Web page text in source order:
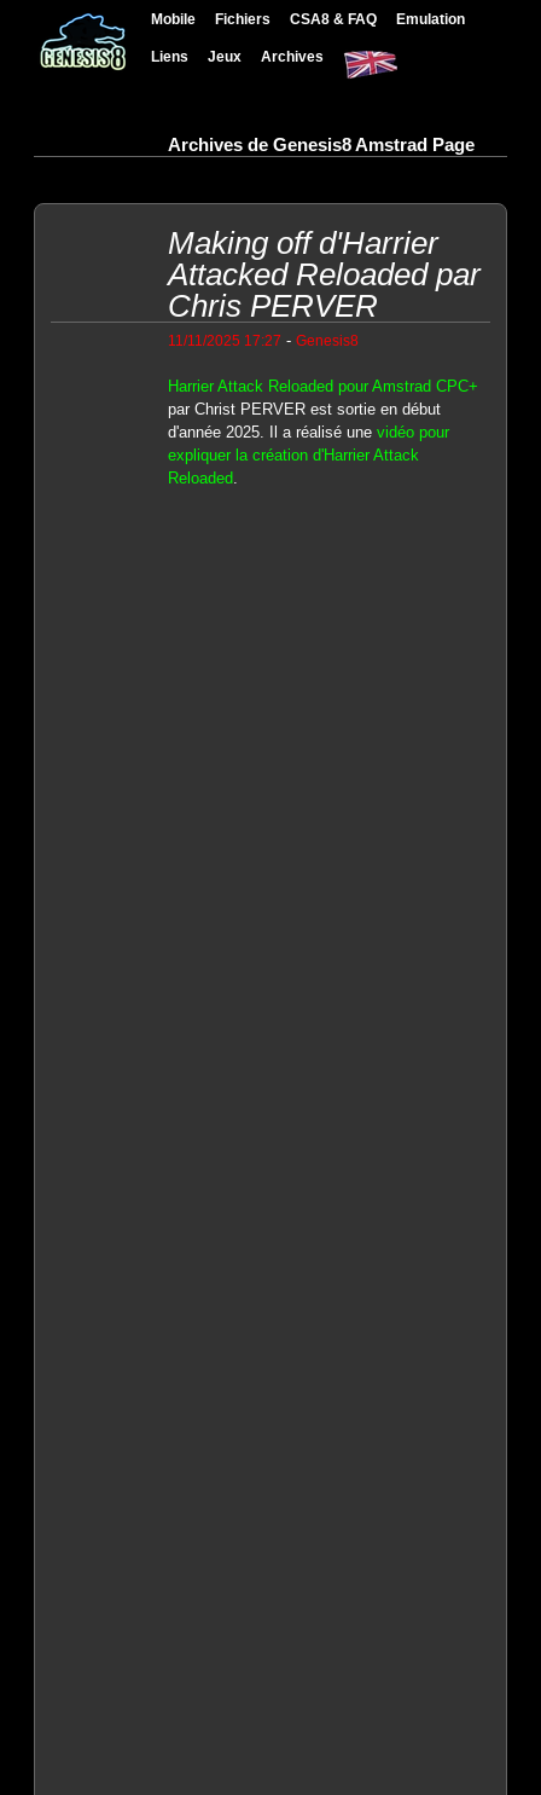
Mobile Fichiers CSA8 & FAQ Emulation
Liens Jeux Archives
Archives de Genesis8 Amstrad Page
Making off d'Harrier
Attacked Reloaded par
Chris PERVER
11/11/2025 17:27 - Genesis8
Harrier Attack Reloaded pour Amstrad CPC+
par Christ PERVER est sortie en début
d'année 2025. Il a réalisé une vidéo pour
expliquer la création d'Harrier Attack
Reloaded